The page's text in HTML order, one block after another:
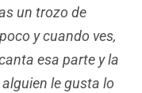
un trozo de
y cuando ves,
esa parte y la
le gusta lo